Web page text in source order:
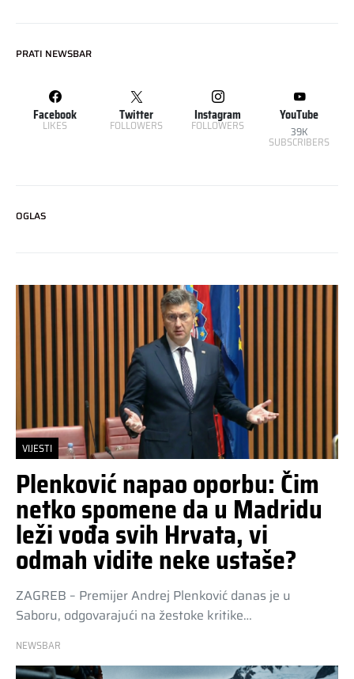
PRATI NEWSBAR
Facebook
LIKES
Twitter
FOLLOWERS
Instagram
FOLLOWERS
YouTube
39K
SUBSCRIBERS
OGLAS
VIJESTI
Plenković napao oporbu: Čim
netko spomene da u Madridu
leži vođa svih Hrvata, vi
odmah vidite neke ustaše?
ZAGREB – Premijer Andrej Plenković danas je u
Saboru, odgovarajući na žestoke kritike…
NEWSBAR